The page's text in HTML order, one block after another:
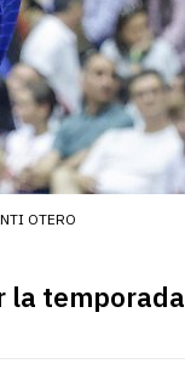
OTERO
la temporada